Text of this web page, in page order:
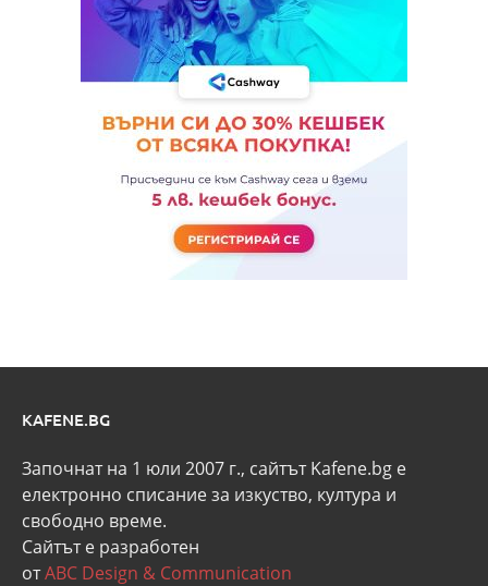
KAFENE.BG
Започнат на 1 юли 2007 г., сайтът Kafene.bg e
eлектронно списание за изкуство, култура и
свободно време.
Сайтът е разработен
отABC Design & Communication